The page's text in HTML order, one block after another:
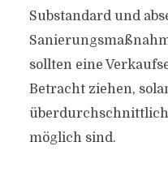
Substandard und
sollten eine
Betracht ziehen,
möglich sind.